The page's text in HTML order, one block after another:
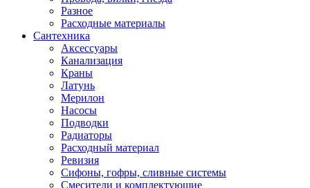
Разное
Расходные материалы
Сантехника
Аксессуары
Канализация
Краны
Латунь
Мерилон
Насосы
Подводки
Радиаторы
Расходный материал
Ревизия
Сифоны, гофры, сливные системы
Смесители и комплектующие